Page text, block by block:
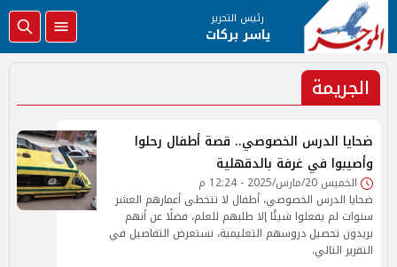
رئيس التحرير
ياسر بركات
الجريمة
ضحايا الدرس الخصوصي.. قصة أطفال رحلوا
وأصيبوا في غرفة بالدقهلية
الخميس 20/مارس/2025 - 12:24 م
ضحايا الدرس الخصوصي، أطفال لا تتخطى أعمارهم العشر
سنوات لم يفعلوا شيئًا إلا طلبهم للعلم، فضلًا عن أنهم
يريدون تحصيل دروسهم التعليمية، نستعرض التفاصيل في
التقرير التالي.